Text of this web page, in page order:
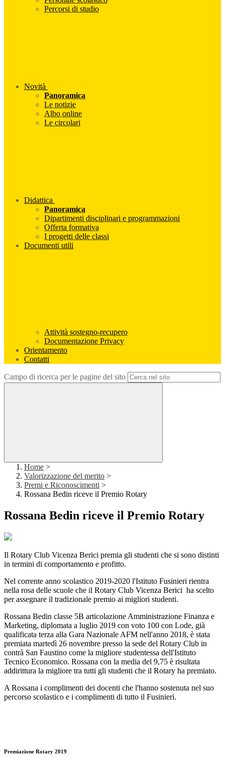
Percorsi di studio
Novità
Panoramica
Le notizie
Albo online
Le circolari
Didattica
Panoramica
Dipartimenti disciplinari e programmazioni
Offerta formativa
I progetti delle classi
Documenti utili
Attività sostegno-recupero
Documentazione Privacy
Orientamento
Contatti
Campo di ricerca per le pagine del sito
Home >
Valorizzazione del merito >
Premi e Riconoscimenti >
Rossana Bedin riceve il Premio Rotary
Rossana Bedin riceve il Premio Rotary
Il Rotary Club Vicenza Berici premia gli studenti che si sono distinti
in termini di comportamento e profitto.
Nel corrente anno scolastico 2019-2020 l'Istituto Fusinieri rientra
nella rosa delle scuole che il Rotary Club Vicenza Berici ha scelto
per assegnare il tradizionale premio ai migliori studenti.
Rossana Bedin classe 5B articolazione Amministrazione Finanza e
Marketing, diplomata a luglio 2019 con voto 100 con Lode, già
qualificata terza alla Gara Nazionale AFM nell'anno 2018, è stata
premiata martedì 26 novembre presso la sede del Rotary Club in
contrà San Faustino come la migliore studentessa dell'Istituto
Tecnico Economico. Rossana con la media del 9,75 è risultata
addirittura la migliore tra tutti gli studenti che il Rotary ha premiato.
A Rossana i complimenti dei docenti che l'hanno sostenuta nel suo
percorso scolastico e i complimenti di tutto il Fusinieri.
Premiazione Rotary 2019